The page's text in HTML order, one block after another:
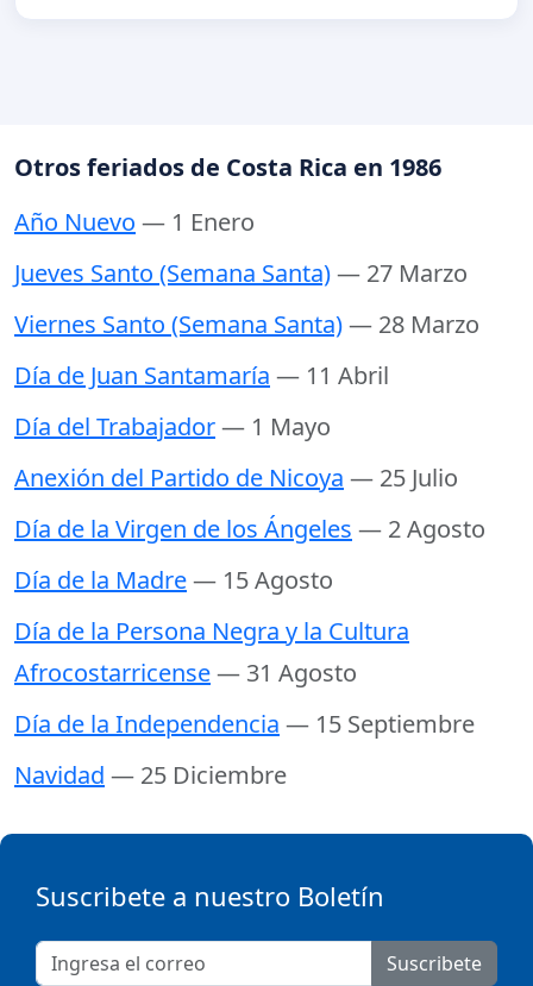
Otros feriados de Costa Rica en 1986
Año Nuevo — 1 Enero
Jueves Santo (Semana Santa)— 27 Marzo
Viernes Santo (Semana Santa)— 28 Marzo
Día de Juan Santamaría — 11 Abril
Día del Trabajador— 1 Mayo
Anexión del Partido de Nicoya — 25 Julio
Día de la Virgen de los Ángeles — 2 Agosto
Día de la Madre— 15 Agosto
Día de la Persona Negra y la Cultura
Afrocostarricense— 31 Agosto
Día de la Independencia — 15 Septiembre
Navidad — 25 Diciembre
Suscribete a nuestro Boletín
Suscribete